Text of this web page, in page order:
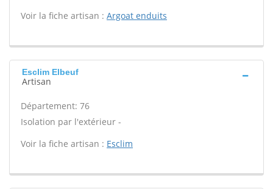
Voir la fiche artisan : Argoat enduits
Esclim Elbeuf
Artisan
Département: 76
Isolation par l'extérieur -
Voir la fiche artisan : Esclim